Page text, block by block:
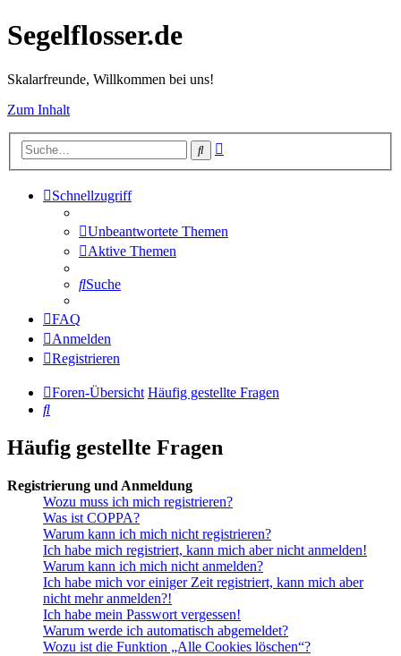
Segelflosser.de
Skalarfreunde, Willkommen bei uns!
Zum Inhalt
Suche
Schnellzugriff
Unbeantwortete Themen
Aktive Themen
Suche
FAQ
Anmelden
Registrieren
Foren-Übersicht Häufig gestellte Fragen
Suche
Häufig gestellte Fragen
Registrierung und Anmeldung
Wozu muss ich mich registrieren?
Was ist COPPA?
Warum kann ich mich nicht registrieren?
Ich habe mich registriert, kann mich aber nicht anmelden!
Warum kann ich mich nicht anmelden?
Ich habe mich vor einiger Zeit registriert, kann mich aber
nicht mehr anmelden?!
Ich habe mein Passwort vergessen!
Warum werde ich automatisch abgemeldet?
Wozu ist die Funktion „Alle Cookies löschen“?